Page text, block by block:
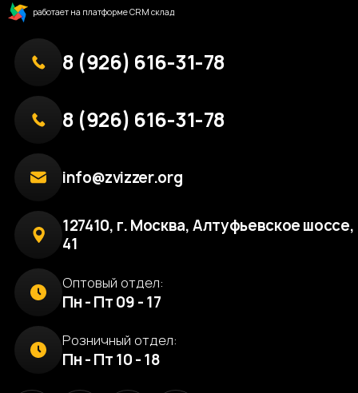
работает на платформе CRM склад
8 (926) 616-31-78
8 (926) 616-31-78
info@zvizzer.org
127410, г. Москва, Алтуфьевское шоссе,
41
Оптовый отдел:
Пн - Пт 09 - 17
Розничный отдел:
Пн - Пт 10 - 18